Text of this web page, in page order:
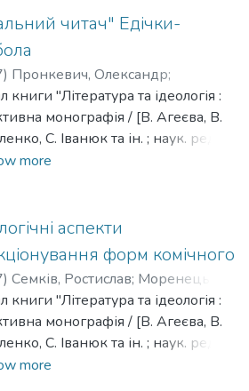
В. П., Агеєєва В. П.,
В. С., Іванюк С. С.,
І., Квіт С. М., Панченко В. Є.,
О. В., Шалагінов Б. Б."
читач" Едічки-
) Пронкевич, Олександр;
Володимир
книги "Література та ідеологія :
монографія / [В. Агеєва, В.
С. Іванюк та ін. ; наук. ред. та
Моренець В. П.] ; Нац. ун-т
2017. - 482 с. - Редкол. :
В. П., Агеєєва В. П.,
В. С., Іванюк С. С.,
І., Квіт С. М., Панченко В. Є.,
О. В., Шалагінов Б. Б."
more
аспекти
форм комічного
) Семків, Ростислав; Моренець,
книги "Література та ідеологія :
монографія / [В. Агеєва, В.
С. Іванюк та ін. ; наук. ред. та
Моренець В. П.] ; Нац. ун-т
more